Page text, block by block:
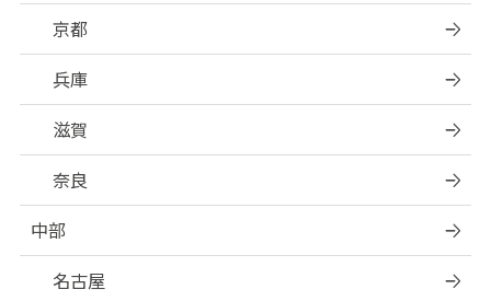
京都
兵庫
滋賀
奈良
中部
名古屋